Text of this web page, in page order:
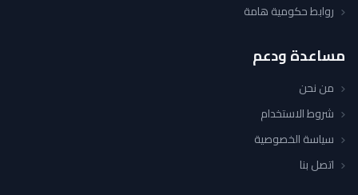
روابط حكومية هامة
مساعدة ودعم
من نحن
شروط الاستخدام
سياسة الخصوصية
اتصل بنا